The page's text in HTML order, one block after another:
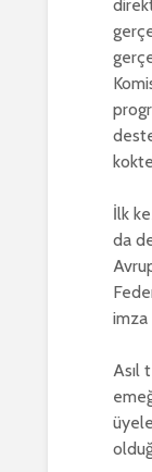
İlk
da
imza
Asıl